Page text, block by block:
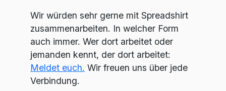
Wir würden sehr gerne mit Spreadshirt
zusammenarbeiten. In welcher Form
auch immer. Wer dort arbeitet oder
jemanden kennt, der dort arbeitet:
Meldet euch. Wir freuen uns über jede
Verbindung.